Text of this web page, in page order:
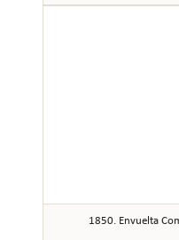
1850. Envuelta